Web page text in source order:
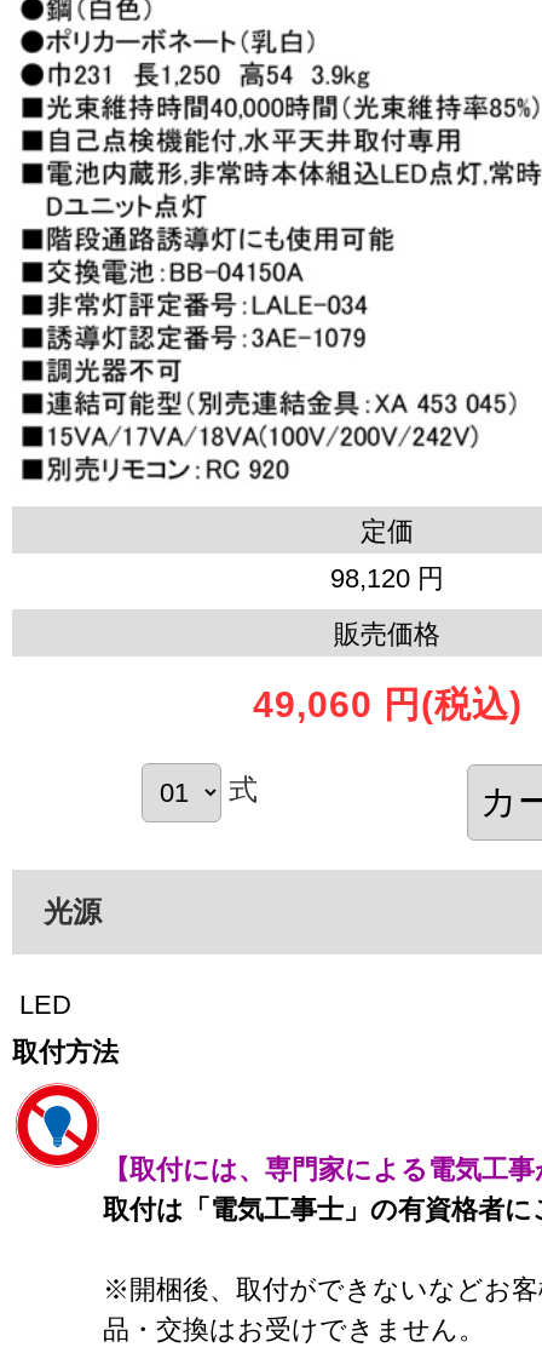
定価
98,120 円
販売価格
49,060 円 (税込)
式
光源
LED
取付方法
【取付には、専門家による電気工
取付は「電気工事士」の有資格者
※開梱後、取付ができないなどお
品・交換はお受けできません。